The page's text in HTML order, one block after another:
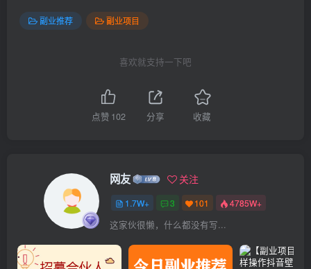
副业推荐 副业项目
喜欢就支持一下吧
点赞 102 分享 收藏
网友 关注
1.7W+ 3 101 4785W+
这家伙很懒，什么都没有写...